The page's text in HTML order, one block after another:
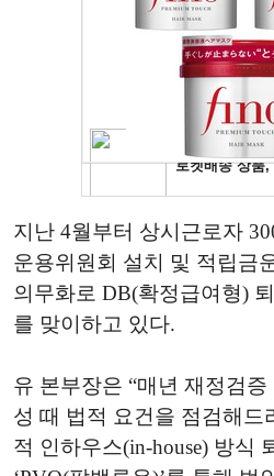
지난 4월부터 상시근로자
운용위원회 설치 및 적립금
의무화로 DB(확정급여형)
를 맞이하고 있다.
유 본부장은 “매년 재정검
성 때 법적 요건을 점검해드
적 인하우스(in-house) 방식